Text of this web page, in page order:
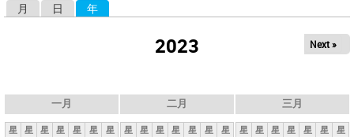
月 日 年
2023 Next »
一月
星 星 星 星 星 星
星
二月
星 星 星 星 星 星 星
三月
星 星 星 星 星 星 星